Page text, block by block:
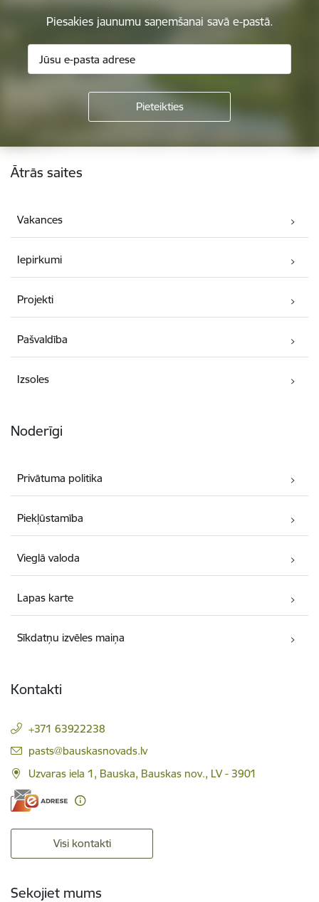
Piesakies jaunumu saņemšanai savā e-pastā.
Kājene
Ātrās saites
Vakances
Iepirkumi
Projekti
Pašvaldība
Izsoles
Noderīgi
Privātuma politika
Piekļūstamība
Vieglā valoda
Lapas karte
Sīkdatņu izvēles maiņa
Kontakti
+371 63922238
E-pasts:
pasts@bauskasnovads.lv
Uzvaras iela 1, Bauska, Bauskas nov., LV - 3901
Visi kontakti
Sekojiet mums